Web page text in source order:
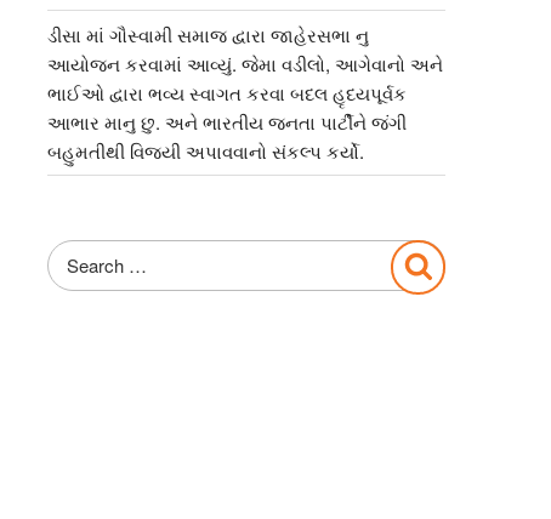
ડીસા માં ગૌસ્વામી સમાજ દ્વારા જાહેરસભા નુ
આયોજન કરવામાં આવ્યું. જેમા વડીલો, આગેવાનો અને
ભાઈઓ દ્વારા ભવ્ય સ્વાગત કરવા બદલ હૃદયપૂર્વક
આભાર માનુ છુ. અને ભારતીય જનતા પાર્ટીને જંગી
બહુમતીથી વિજયી અપાવવાનો સંકલ્પ કર્યો.
Search
for:
Search